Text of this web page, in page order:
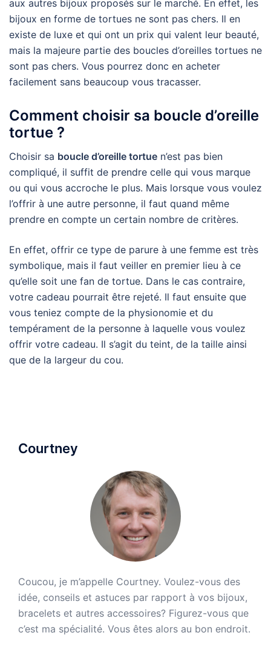
aux autres bijoux proposés sur le marché. En effet, les
bijoux en forme de tortues ne sont pas chers. Il en
existe de luxe et qui ont un prix qui valent leur beauté,
mais la majeure partie des boucles d’oreilles tortues ne
sont pas chers. Vous pourrez donc en acheter
facilement sans beaucoup vous tracasser.
Comment choisir sa boucle d’oreille
tortue ?
Choisir sa boucle d’oreille tortue n’est pas bien
compliqué, il suffit de prendre celle qui vous marque
ou qui vous accroche le plus. Mais lorsque vous voulez
l’offrir à une autre personne, il faut quand même
prendre en compte un certain nombre de critères.
En effet, offrir ce type de parure à une femme est très
symbolique, mais il faut veiller en premier lieu à ce
qu’elle soit une fan de tortue. Dans le cas contraire,
votre cadeau pourrait être rejeté. Il faut ensuite que
vous teniez compte de la physionomie et du
tempérament de la personne à laquelle vous voulez
offrir votre cadeau. Il s’agit du teint, de la taille ainsi
que de la largeur du cou.
Courtney
Coucou, je m’appelle Courtney. Voulez-vous des
idée, conseils et astuces par rapport à vos bijoux,
bracelets et autres accessoires? Figurez-vous que
c’est ma spécialité. Vous êtes alors au bon endroit.